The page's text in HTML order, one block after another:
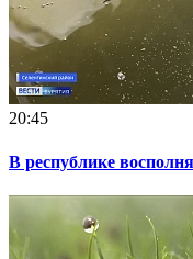
20:45
В республике